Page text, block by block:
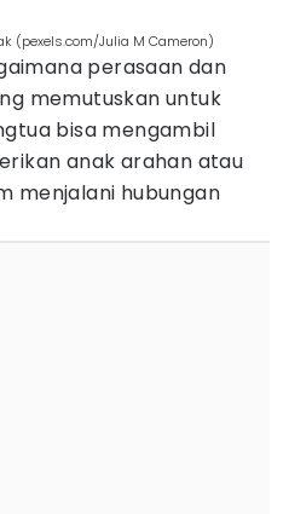
(pexels.com/Julia M Cameron)
perasaan dan
memutuskan untuk
bisa mengambil
anak arahan atau
menjalani hubungan